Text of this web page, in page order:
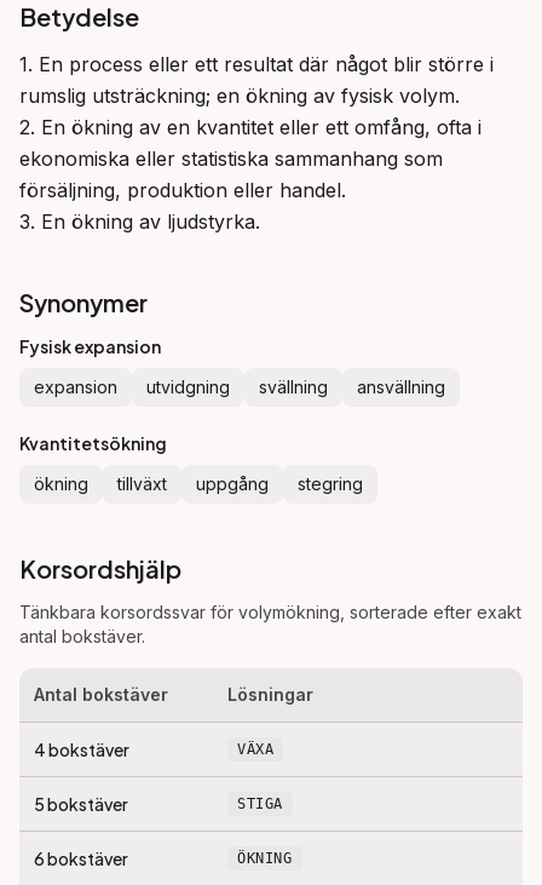
Betydelse
1. En process eller ett resultat där något blir större i
rumslig utsträckning; en ökning av fysisk volym.
2. En ökning av en kvantitet eller ett omfång, ofta i
ekonomiska eller statistiska sammanhang som
försäljning, produktion eller handel.
3. En ökning av ljudstyrka.
Synonymer
Fysisk expansion
expansion utvidgning svällning ansvällning
Kvantitetsökning
ökning tillväxt uppgång stegring
Korsordshjälp
Tänkbara korsordssvar för volymökning , sorterade efter exakt
antal bokstäver.
Antal bokstäver Lösningar
4bokstäver VÄXA
5bokstäver STIGA
6bokstäver ÖKNING